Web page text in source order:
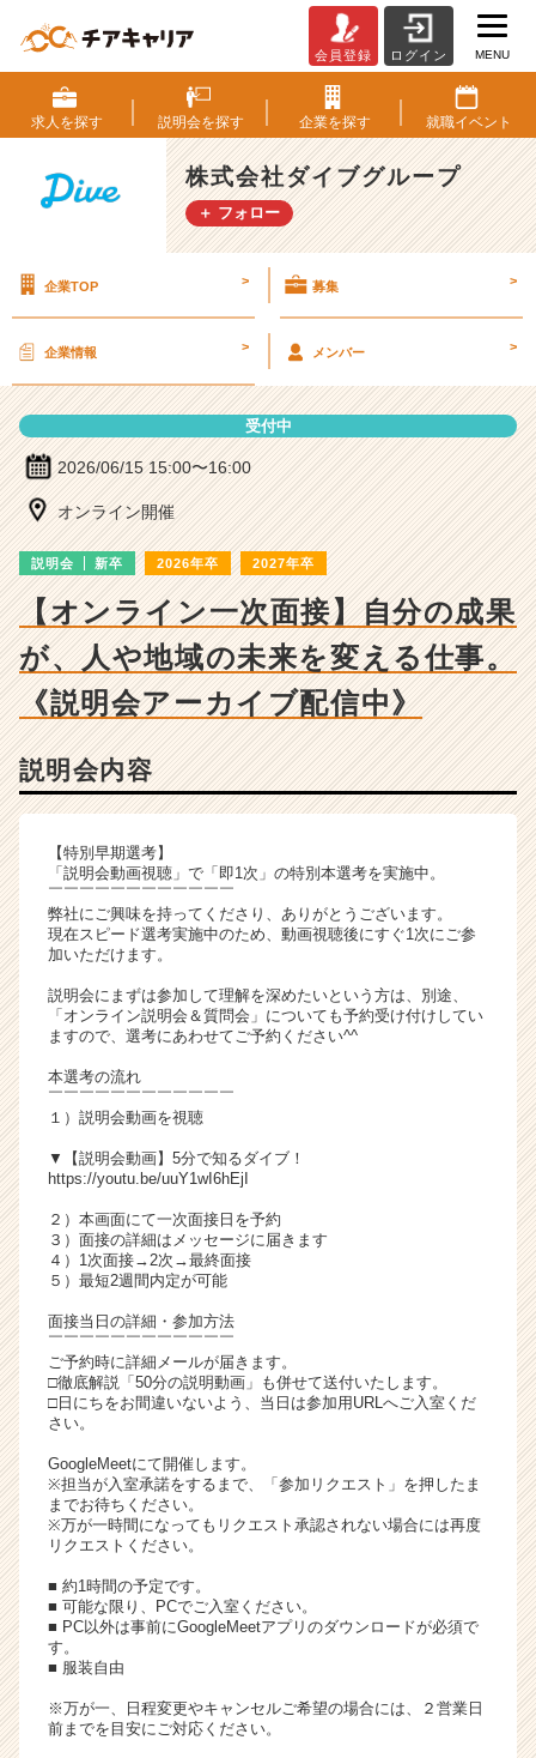
式
会
社
ダ
イ
ブ
プ
明
会
詳
細
チ
ー・
成
長
企
業
ス
カ
ト
が
届
く
活
サ
イ
チ
ア
ャ
ア
（C
h
e
C
a
e
会員登録 ログイン MENU
求人を探す 説明会を探す 企業を探す 就職イベント
株式会社ダイブグループ
＋ フォロー
企業TOP > 募集 >
企業情報 > メンバー >
受付中
2026/06/15 15:00〜16:00
オンライン開催
説明会 新卒 2026年卒 2027年卒
【オンライン一次面接】自分の成果
が、人や地域の未来を変える仕事。
《説明会アーカイブ配信中》
説明会内容
【特別早期選考】
「説明会動画視聴」で「即1次」の特別本選考を実施中。
￣￣￣￣￣￣￣￣￣￣￣￣
弊社にご興味を持ってくださり、ありがとうございます。
現在スピード選考実施中のため、動画視聴後にすぐ1次にご参
加いただけます。
説明会にまずは参加して理解を深めたいという方は、別途、
「オンライン説明会＆質問会」についても予約受け付けしてい
ますので、選考にあわせてご予約ください^^
本選考の流れ
￣￣￣￣￣￣￣￣￣￣￣￣
１）説明会動画を視聴
▼【説明会動画】5分で知るダイブ！
https://youtu.be/uuY1wI6hEjI
２）本画面にて一次面接日を予約
３）面接の詳細はメッセージに届きます
４）1次面接→2次→最終面接
５）最短2週間内定が可能
面接当日の詳細・参加方法
￣￣￣￣￣￣￣￣￣￣￣￣
ご予約時に詳細メールが届きます。
□徹底解説「50分の説明動画」も併せて送付いたします。
□日にちをお間違いないよう、当日は参加用URLへご入室くだ
さい。
GoogleMeetにて開催します。
※担当が入室承諾をするまで、「参加リクエスト」を押したま
までお待ちください。
※万が一時間になってもリクエスト承認されない場合には再度
リクエストください。
■ 約1時間の予定です。
■ 可能な限り、PCでご入室ください。
■ PC以外は事前にGoogleMeetアプリのダウンロードが必須で
す。
■ 服装自由
※万が一、日程変更やキャンセルご希望の場合には、２営業日
前までを目安にご対応ください。